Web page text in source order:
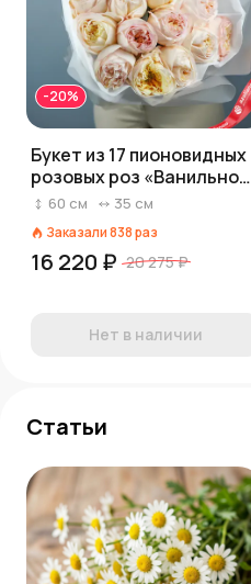
-20%
Букет из 17 пионовидных
розовых роз «Ванильное
небо», Россия, 60 см
60 см 35 см
Заказали838раз
16 220 ₽ 20 275 ₽
Нет в наличии
Статьи